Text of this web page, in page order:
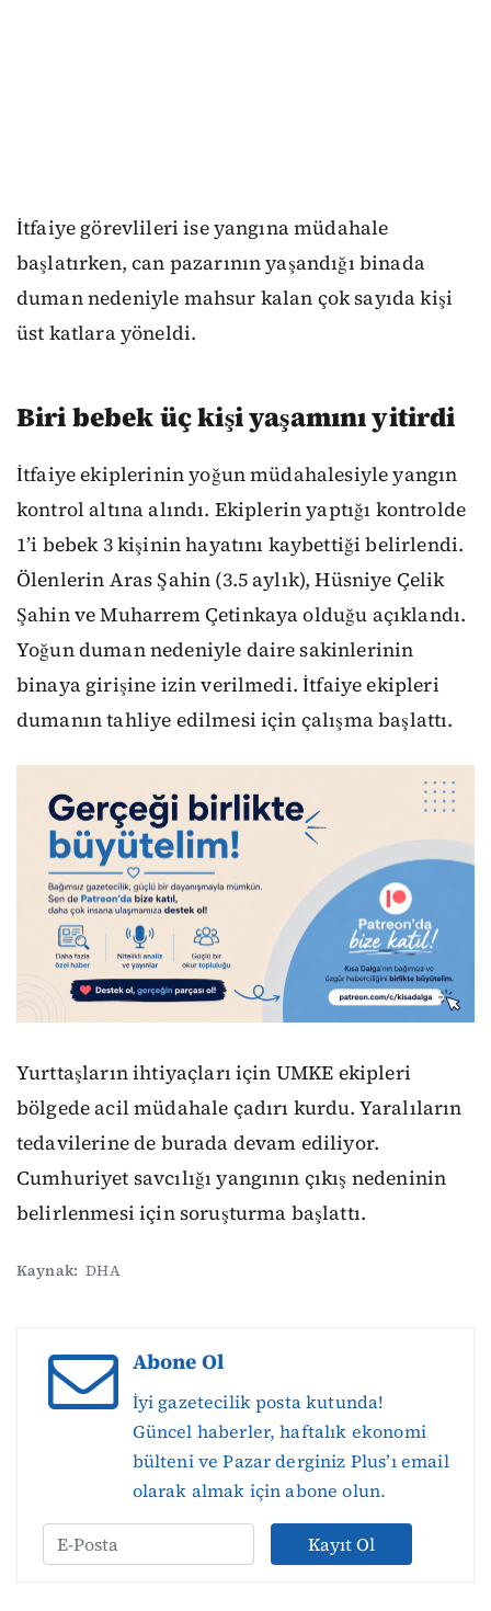
İtfaiye görevlileri ise yangına müdahale
başlatırken, can pazarının yaşandığı binada
duman nedeniyle mahsur kalan çok sayıda kişi
üst katlara yöneldi.
Biri bebek üç kişi yaşamını yitirdi
İtfaiye ekiplerinin yoğun müdahalesiyle yangın
kontrol altına alındı. Ekiplerin yaptığı kontrolde
1’i bebek 3 kişinin hayatını kaybettiği belirlendi.
Ölenlerin Aras Şahin (3.5 aylık), Hüsniye Çelik
Şahin ve Muharrem Çetinkaya olduğu açıklandı.
Yoğun duman nedeniyle daire sakinlerinin
binaya girişine izin verilmedi. İtfaiye ekipleri
dumanın tahliye edilmesi için çalışma başlattı.
Yurttaşların ihtiyaçları için UMKE ekipleri
bölgede acil müdahale çadırı kurdu. Yaralıların
tedavilerine de burada devam ediliyor.
Cumhuriyet savcılığı yangının çıkış nedeninin
belirlenmesi için soruşturma başlattı.
Kaynak: DHA
Abone Ol
İyi gazetecilik posta kutunda!
Güncel haberler, haftalık ekonomi
bülteni ve Pazar derginiz Plus’ı email
olarak almak için abone olun.
Kayıt Ol